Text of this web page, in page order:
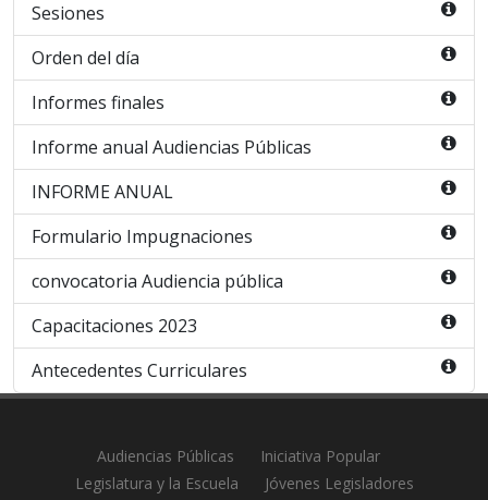
Sesiones
Orden del día
Informes finales
Informe anual Audiencias Públicas
INFORME ANUAL
Formulario Impugnaciones
convocatoria Audiencia pública
Capacitaciones 2023
Antecedentes Curriculares
Audiencias Públicas
Iniciativa Popular
Legislatura y la Escuela
Jóvenes Legisladores